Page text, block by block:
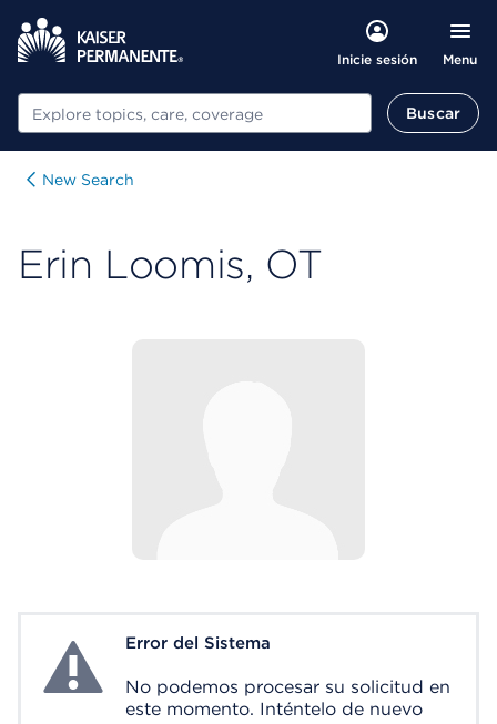
Inicie sesión Menu
Buscar Buscar
New Search
Erin Loomis, OT
System ErrorError del Sistema
No podemos procesar su solicitud en
este momento. Inténtelo de nuevo